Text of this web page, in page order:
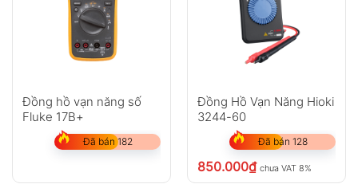
Đồng hồ vạn năng số
Fluke 17B+
Đã bán 182
Đồng Hồ Vạn Năng Hioki
3244-60
Đã bán 128
850.000₫ chưa VAT 8%